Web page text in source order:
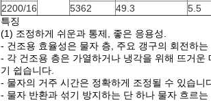
2200/16
5362 49.3 5.5
특징
(1) 조정하게 쉬운과 통제, 좋은 응용성.
- 건조용 효율성은 물자 층, 주요 갱구의 회전하
- 각 건조용 층은 가열하거나 냉각을 위해 뜨거
기 쉽습니다.
- 물자의 거주 시간은 정확하게 조정될 수 있습니
- 물자 반환과 섞기 방지하는 단 하나 물자 흐르